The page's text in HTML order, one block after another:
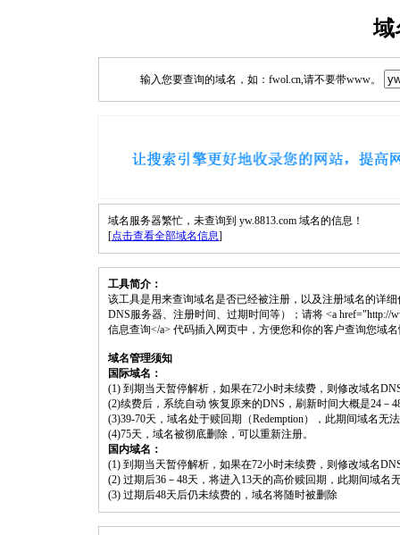
域
输入您要查询的域名，如：fwol.cn,请不要带www。
域名服务器繁忙，未查询到 yw.8813.com 域名的信息！
[点击查看全部域名信息]
工具简介：
该工具是用来查询域名是否已经被注册，以及注册域名的详
DNS服务器、注册时间、过期时间等）；请将 <a href="http://
信息查询</a> 代码插入网页中，方便您和你的客户查询您域
域名管理须知
国际域名：
(1) 到期当天暂停解析，如果在72小时未续费，则修改域名
(2)续费后，系统自动 恢复原来的DNS，刷新时间大概是24－
(3)39-70天，域名处于赎回期（Redemption），此期间域名无
(4)75天，域名被彻底删除，可以重新注册。
国内域名：
(1) 到期当天暂停解析，如果在72小时未续费，则修改域名
(2) 过期后36－48天，将进入13天的高价赎回期，此期间域名
(3) 过期后48天后仍未续费的，域名将随时被删除